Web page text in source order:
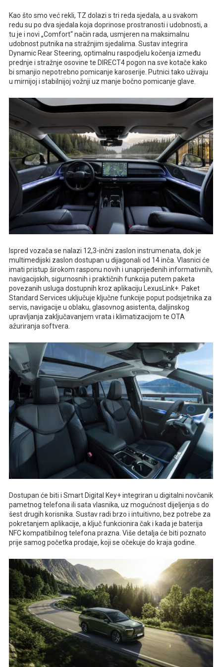
Kao što smo već rekli, TZ dolazi s tri reda sjedala, a u svakom
redu su po dva sjedala koja doprinose prostranosti i udobnosti, a
tu je i novi „Comfort“ način rada, usmjeren na maksimalnu
udobnost putnika na stražnjim sjedalima. Sustav integrira
Dynamic Rear Steering, optimalnu raspodjelu kočenja između
prednje i stražnje osovine te DIRECT4 pogon na sve kotače kako
bi smanjio nepotrebno pomicanje karoserije. Putnici tako uživaju
u mirnijoj i stabilnijoj vožnji uz manje bočno pomicanje glave.
Ispred vozača se nalazi 12,3-inčni zaslon instrumenata, dok je
multimedijski zaslon dostupan u dijagonali od 14 inča. Vlasnici će
imati pristup širokom rasponu novih i unaprijeđenih informativnih,
navigacijskih, sigurnosnih i praktičnih funkcija putem paketa
povezanih usluga dostupnih kroz aplikaciju LexusLink+. Paket
Standard Services uključuje ključne funkcije poput podsjetnika za
servis, navigacije u oblaku, glasovnog asistenta, daljinskog
upravljanja zaključavanjem vrata i klimatizacijom te OTA
ažuriranja softvera.
Dostupan će biti i Smart Digital Key+ integriran u digitalni novčanik
pametnog telefona ili sata vlasnika, uz mogućnost dijeljenja s do
šest drugih korisnika. Sustav radi brzo i intuitivno, bez potrebe za
pokretanjem aplikacije, a ključ funkcionira čak i kada je baterija
NFC kompatibilnog telefona prazna. Više detalja će biti poznato
prije samog početka prodaje, koji se očekuje do kraja godine.